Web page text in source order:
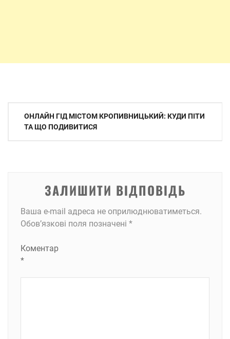
Навігація
записів
ОНЛАЙН ГІД МІСТОМ КРОПИВНИЦЬКИЙ: КУДИ ПІТИ
ТА ЩО ПОДИВИТИСЯ
ЗАЛИШИТИ ВІДПОВІДЬ
Ваша e-mail адреса не оприлюднюватиметься.
Обов’язкові поля позначені *
Коментар
*